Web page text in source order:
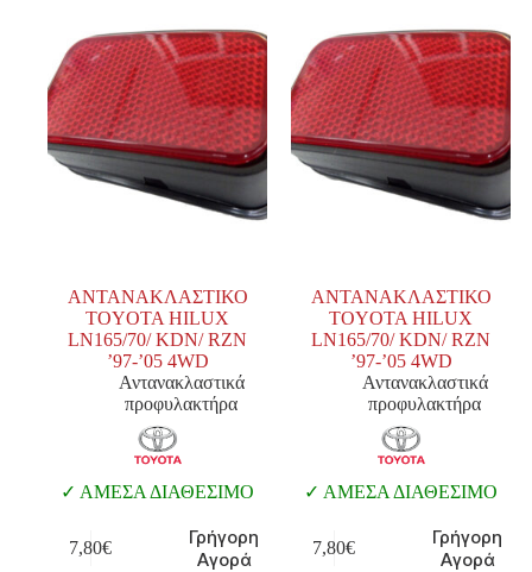
ΑΝΤΑΝΑΚΛΑΣΤΙΚΟ
TOYOTA HILUX
LN165/70/ KDN/ RZN
’97-’05 4WD
Αντανακλαστικά
προφυλακτήρα
ΑΜΕΣΑ ΔΙΑΘΕΣΙΜΟ
7,80€
Γρήγορη
Αγορά
ΑΝΤΑΝΑΚΛΑΣΤΙΚΟ
TOYOTA HILUX
LN165/70/ KDN/ RZN
’97-’05 4WD
Αντανακλαστικά
προφυλακτήρα
ΑΜΕΣΑ ΔΙΑΘΕΣΙΜΟ
7,80€
Γρήγορη
Αγορά